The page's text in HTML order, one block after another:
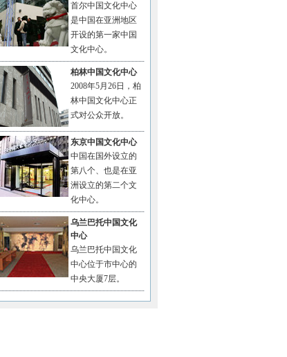
首尔中国文化中心
是中国在亚洲地区
开设的第一家中国
文化中心。
柏林中国文化中心
2008年5月26日，柏
林中国文化中心正
式对公众开放。
东京中国文化中心
中国在国外设立的
第八个、也是在亚
洲设立的第二个文
化中心。
乌兰巴托中国文化
中心
乌兰巴托中国文化
中心位于市中心的
中央大厦7层。